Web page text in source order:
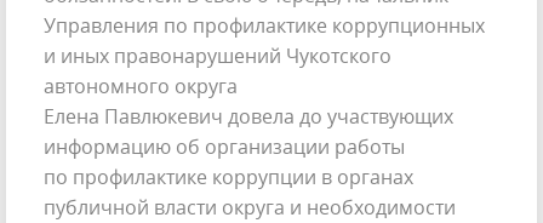
Управления по профилактике коррупционных
и иных правонарушений Чукотского
автономного округа
Елена Павлюкевич довела до участвующих
информацию об организации работы
по профилактике коррупции в органах
публичной власти округа и необходимости